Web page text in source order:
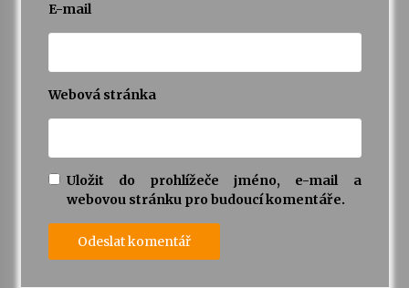
E-mail
Webová stránka
Uložit do prohlížeče jméno, e-mail a
webovou stránku pro budoucí komentáře.